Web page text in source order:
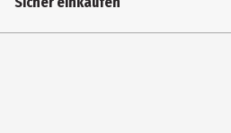
Herstelleradresse